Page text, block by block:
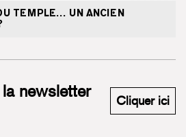
TEMPLE… UN ANCIEN
newsletter Cliquer ici